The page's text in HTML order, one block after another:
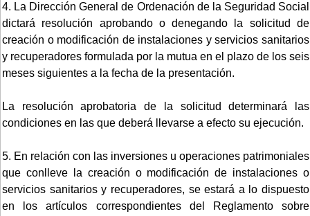
4. La Dirección General de Ordenación de la Seguridad Social
dictará resolución aprobando o denegando la solicitud de
creación o modificación de instalaciones y servicios sanitarios
y recuperadores formulada por la mutua en el plazo de los seis
meses siguientes a la fecha de la presentación.
La resolución aprobatoria de la solicitud determinará las
condiciones en las que deberá llevarse a efecto su ejecución.
5. En relación con las inversiones u operaciones patrimoniales
que conlleve la creación o modificación de instalaciones o
servicios sanitarios y recuperadores, se estará a lo dispuesto
en los artículos correspondientes del Reglamento sobre